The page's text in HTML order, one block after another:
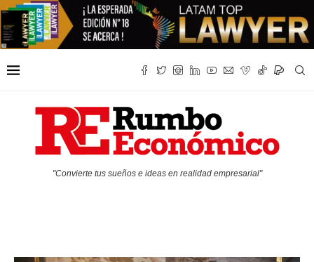
"Convierte tus sueños e ideas en realidad empresarial"